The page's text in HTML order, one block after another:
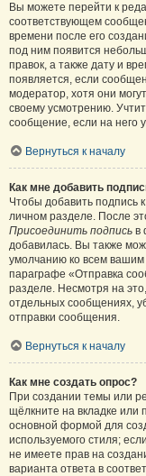
Вы можете перейти к
соответствующем
времени после его
под ним появится
правок, а также дату и
появляется, если
модератор, хотя они
своему усмотрению.
сообщение, если на него
Вернуться к началу
Как мне добавить
Чтобы добавить подпись
личном разделе. После
Присоединить подпись в
добавилась. Вы также
умолчанию ко всем
параграфе «Отправка
разделе. Несмотря на
отдельных сообщениях,
отправки сообщения.
Вернуться к началу
Как мне создать опрос?
При создании темы или
щёлкните на вкладке или
основной формой для
используемого стиля;
не имеете прав на
варианта ответа в